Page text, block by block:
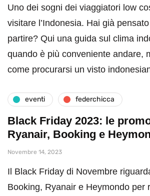
Uno dei sogni dei viaggiatori low
visitare l’Indonesia. Hai già
partire? Qui una guida sul clima
quando è più conveniente andare,
come procurarsi un visto
eventi federchicca
Black Friday 2023: le
Ryanair, Booking e
Novembre 14, 2023
Il Black Friday di Novembre
Booking, Ryanair e Heymondo per